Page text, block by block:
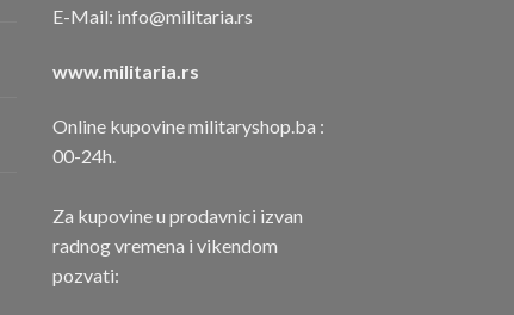
E-Mail: info@militaria.rs
www.militaria.rs
Online kupovine militaryshop.ba :
00-24h.
Za kupovine u prodavnici izvan
radnog vremena i vikendom
pozvati: